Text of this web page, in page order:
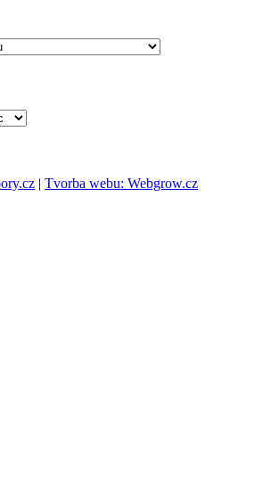
| Tvorba webu: Webgrow.cz